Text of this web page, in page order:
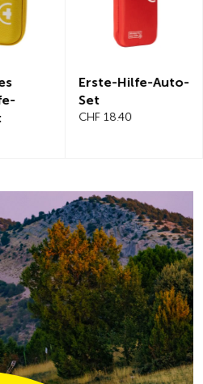
Erste-Hilfe-Auto-
Set
CHF 18.40